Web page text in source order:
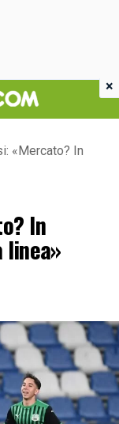
«Mercato? In
In
×